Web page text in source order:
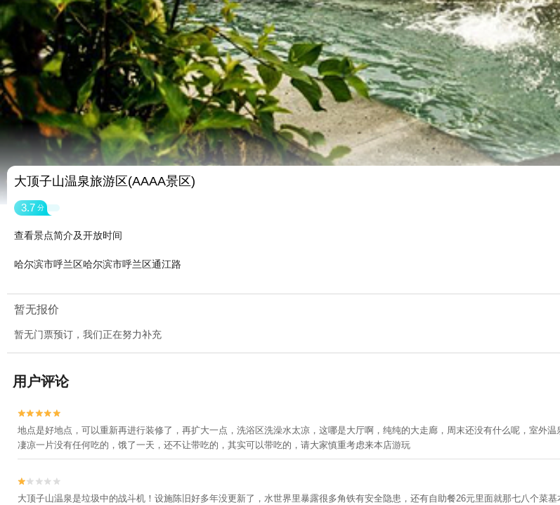
大顶子山温泉旅游区(AAAA景区)
3.7 分
查看景点简介及开放时间
哈尔滨市呼兰区哈尔滨市呼兰区通江路
暂无报价
暂无门票预订，我们正在努力补充
用户评论


地点是好地点，可以重新再进行装修了，再扩大一点，洗浴区洗澡水太凉，这哪是大厅啊，纯纯的大走廊，周末还没有什么呢，室外
凄凉一片没有任何吃的，饿了一天，还不让带吃的，其实可以带吃的，请大家慎重考虑来本店游玩


大顶子山温泉是垃圾中的战斗机！设施陈旧好多年没更新了，水世界里暴露很多角铁有安全隐患，还有自助餐26元里面就那七八个菜